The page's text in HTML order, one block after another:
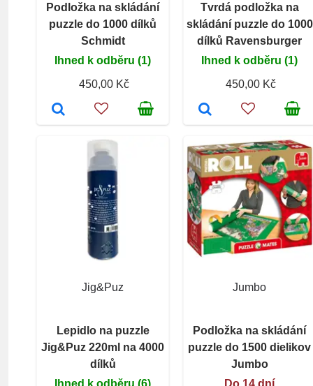
Podložka na skládání
puzzle do 1000 dílků
Schmidt
Ihned k odběru (1)
450,00 Kč
Tvrdá podložka na
skládání puzzle do 1000
dílků Ravensburger
Ihned k odběru (1)
450,00 Kč
Jig&Puz
Lepidlo na puzzle
Jig&Puz 220ml na 4000
dílků
Ihned k odběru (6)
Jumbo
Podložka na skládání
puzzle do 1500 dielikov
Jumbo
Do 14 dní